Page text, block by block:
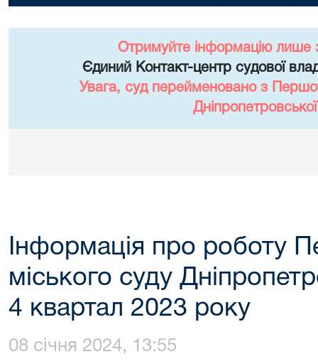
Отримуйте інформацію лише
Єдиний Контакт-центр судової
Увага, суд перейменовано з
Інформація про роботу
міського суду
4 квартал 2023 року
08 січня 2024, 13:55